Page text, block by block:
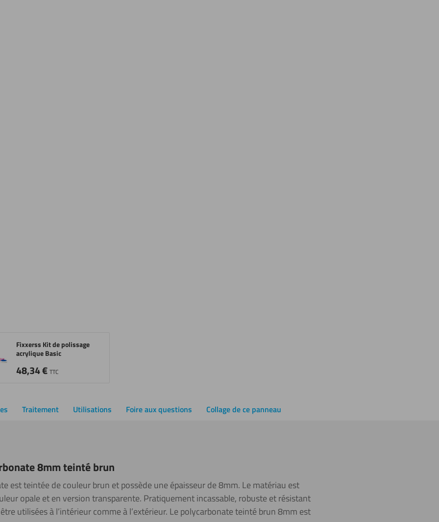
Fixxerss Kit de polissage
acrylique Basic
48,34€ TTC
Traitement Utilisations Foire aux questions Collage de ce panneau
8mm teinté brun
est teintée de couleur brun et possède une épaisseur de 8mm. Le matériau est
opale et en version transparente. Pratiquement incassable, robuste et résistant
utilisées à l’intérieur comme à l’extérieur. Le polycarbonate teinté brun 8mm est